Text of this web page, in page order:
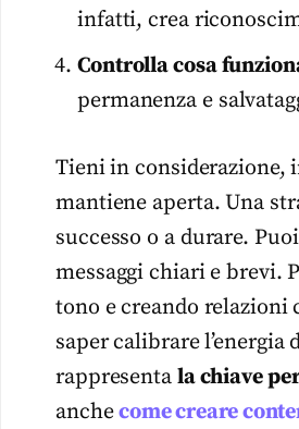
infatti, crea
Controlla cosa
permanenza e
Tieni in considerazione,
mantiene aperta. Una
successo o a durare.
messaggi chiari e brevi.
tono e creando
saper calibrare
rappresenta la chiave
anchecome creare